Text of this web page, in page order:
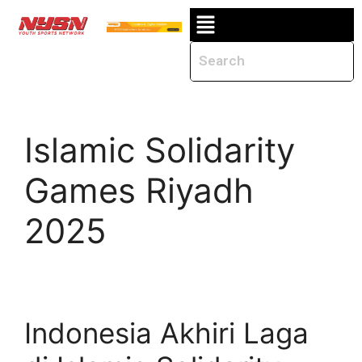
Islamic Solidarity
Games Riyadh
2025
Indonesia Akhiri Laga